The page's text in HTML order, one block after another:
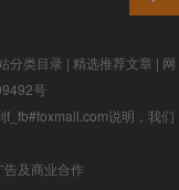
分类目录 | 精选推荐文章 | 网
号
f_fb#foxmail.com说明，我们
及商业合作